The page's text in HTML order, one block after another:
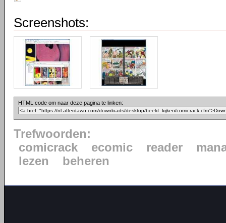
Screenshots:
HTML code om naar deze pagina te linken:
Trefwoorden:
comicrack
ecomic reader
lezen
beheren